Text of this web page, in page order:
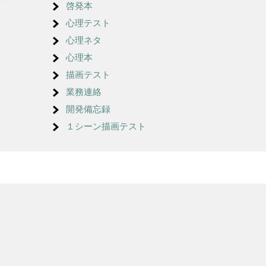
啓発本
心理テスト
心理ネタ
心理本
描画テスト
業務連絡
開発備忘録
１シーン描画テスト